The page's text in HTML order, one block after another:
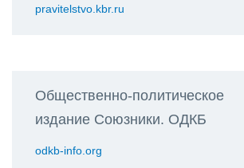
pravitelstvo.kbr.ru
Общественно-политическое
издание Союзники. ОДКБ
odkb-info.org